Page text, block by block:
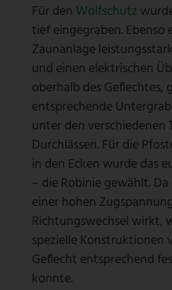
Für den Wolfschutz
tief eingegraben. Ebenso
Zaunanlage
und einen elektrischen
oberhalb des Geflechtes,
entsprechende
unter den verschiedenen
Durchlässen. Für die
in den Ecken wurde das
– die Robinie gewählt.
einer hohen
Richtungswechsel wirkt,
spezielle Konstruktionen
Geflecht entsprechend
konnte.